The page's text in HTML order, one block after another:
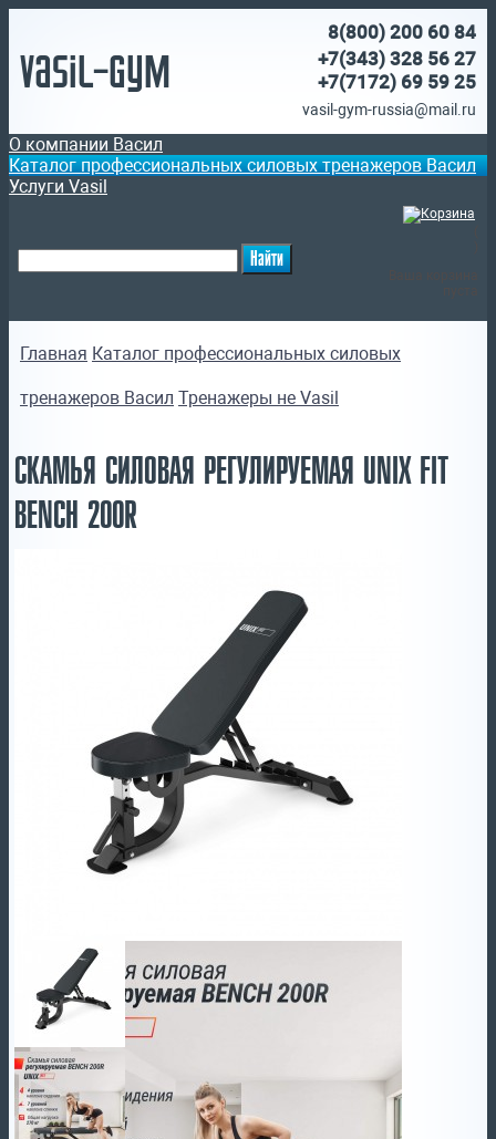
Vasil-Gym
8(800) 200 60 84
+7(343) 328 56 27
+7(7172) 69 59 25
vasil-gym-russia@mail.ru
О компании Васил
Каталог профессиональных силовых тренажеров Васил
Услуги Vasil
Главная Каталог профессиональных силовых
тренажеров Васил Тренажеры не Vasil
СКАМЬЯ СИЛОВАЯ РЕГУЛИРУЕМАЯ UNIX FIT
BENCH 200R